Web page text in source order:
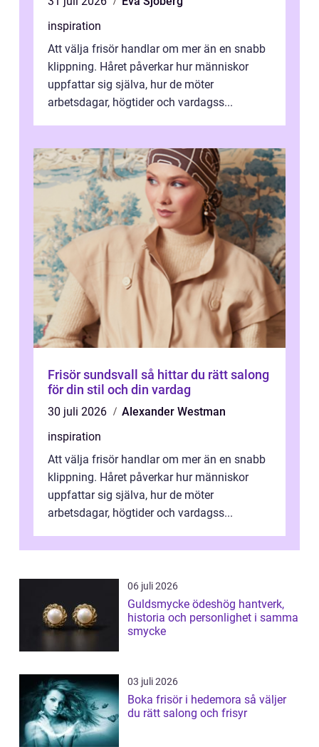
inspiration
Att välja frisör handlar om mer än en snabb
klippning. Håret påverkar hur människor
uppfattar sig själva, hur de möter
arbetsdagar, högtider och vardagss...
Frisör sundsvall så hittar du rätt salong
för din stil och din vardag
30 juli 2026
Alexander Westman
inspiration
Att välja frisör handlar om mer än en snabb
klippning. Håret påverkar hur människor
uppfattar sig själva, hur de möter
arbetsdagar, högtider och vardagss...
06 juli 2026
Guldsmycke ödeshög hantverk,
historia och personlighet i samma
smycke
03 juli 2026
Boka frisör i hedemora så väljer
du rätt salong och frisyr